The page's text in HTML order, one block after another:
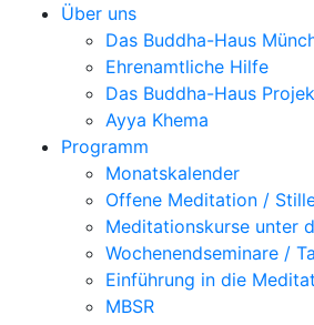
Über uns
Das Buddha-Haus
Ehrenamtliche Hilfe
Das Buddha-Haus
Ayya Khema
Programm
Monatskalender
Offene Meditation /
Meditationskurse unter
Wochenendseminare /
Einführung in die
MBSR